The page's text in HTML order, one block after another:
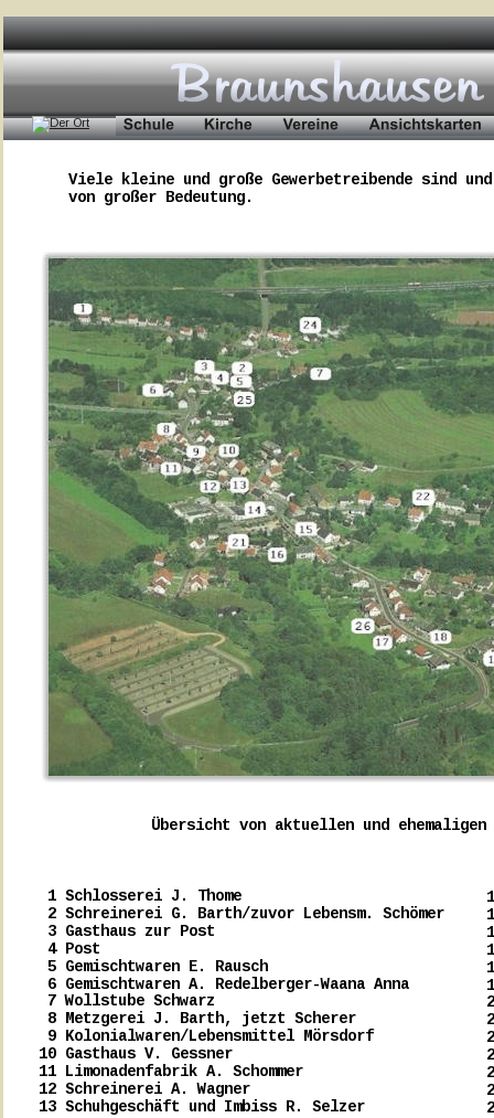
1 Schlosserei J. Thome
2 Schreinerei G. Barth/zuvor Lebensm. Schömer
3 Gasthaus zur Post
4 Post
5 Gemischtwaren E. Rausch
6 Gemischtwaren A. Redelberger-Waana Anna
7 Wollstube Schwarz
8 Metzgerei J. Barth, jetzt Scherer
9 Kolonialwaren/Lebensmittel Mörsdorf
10 Gasthaus V. Gessner
11 Limonadenfabrik A. Schommer
12 Schreinerei A. Wagner
13 Schuhgeschäft und Imbiss R. Selzer
Übersicht von aktuellen und ehemaligen
Viele kleine und große Gewerbetreibende sind
von großer Bedeutung.